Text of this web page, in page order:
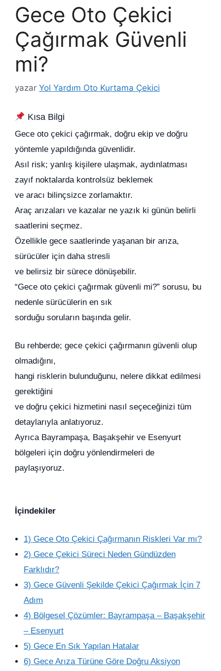
Gece Oto Çekici
Çağırmak Güvenli
mi?
yazar Yol Yardım Oto Kurtama Çekici
Kısa Bilgi
Gece oto çekici çağırmak, doğru ekip ve doğru
yöntemle yapıldığında güvenlidir.
Asıl risk; yanlış kişilere ulaşmak, aydınlatması
zayıf noktalarda kontrolsüz beklemek
ve aracı bilinçsizce zorlamaktır.
Araç arızaları ve kazalar ne yazık ki günün belirli
saatlerini seçmez.
Özellikle gece saatlerinde yaşanan bir arıza,
sürücüler için daha stresli
ve belirsiz bir sürece dönüşebilir.
“Gece oto çekici çağırmak güvenli mi?” sorusu, bu
nedenle sürücülerin en sık
sorduğu soruların başında gelir.
Bu rehberde; gece çekici çağırmanın güvenli olup
olmadığını,
hangi risklerin bulunduğunu, nelere dikkat edilmesi
gerektiğini
ve doğru çekici hizmetini nasıl seçeceğinizi tüm
detaylarıyla anlatıyoruz.
Ayrıca Bayrampaşa, Başakşehir ve Esenyurt
bölgeleri için doğru yönlendirmeleri de
paylaşıyoruz.
İçindekiler
1) Gece Oto Çekici Çağırmanın Riskleri Var mı?
2) Gece Çekici Süreci Neden Gündüzden
Farklıdır?
3) Gece Güvenli Şekilde Çekici Çağırmak İçin 7
Adım
4) Bölgesel Çözümler: Bayrampaşa – Başakşehir
– Esenyurt
5) Gece En Sık Yapılan Hatalar
6) Gece Arıza Türüne Göre Doğru Aksiyon